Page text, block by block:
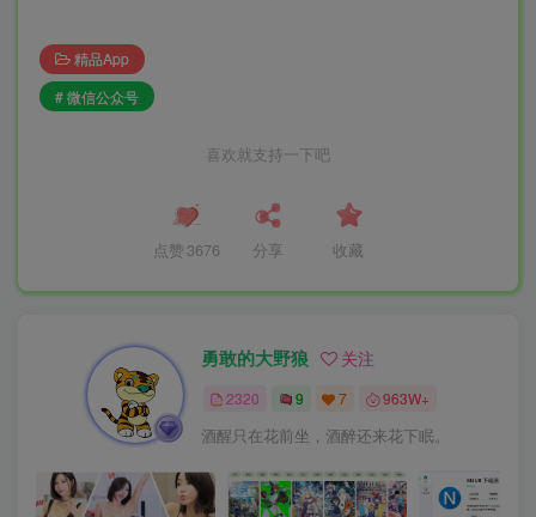
精品App
# 微信公众号
喜欢就支持一下吧
点赞 3676 分享 收藏
勇敢的大野狼 关注
2320 9 7 963W+
酒醒只在花前坐，酒醉还来花下眠。